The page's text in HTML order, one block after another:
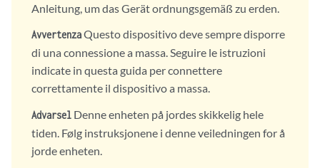
Anleitung, um das Gerät ordnungsgemäß zu erden.
AvvertenzaQuesto dispositivo deve sempre disporre
di una connessione a massa. Seguire le istruzioni
indicate in questa guida per connettere
correttamente il dispositivo a massa.
Advarsel Denne enheten på jordes skikkelig hele
tiden. Følg instruksjonene i denne veiledningen for å
jorde enheten.